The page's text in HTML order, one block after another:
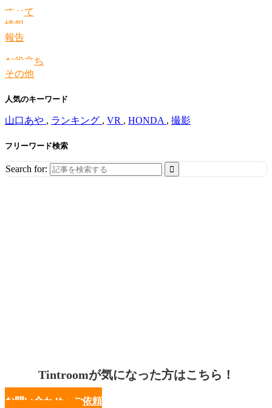
すべて
情報
報告
お役立ち
その他
人気のキーワード
山口あや , ランキング , VR , HONDA , 撮影
フリーワード検索
Search for:
Tintroomが気になった方はこちら！
お問い合わせ・ご依頼